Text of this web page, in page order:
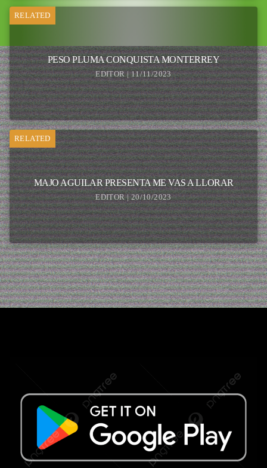
RELATED
PESO PLUMA CONQUISTA MONTERREY
EDITOR | 11/11/2023
RELATED
MAJO AGUILAR PRESENTA ME VAS A LLORAR
EDITOR | 20/10/2023